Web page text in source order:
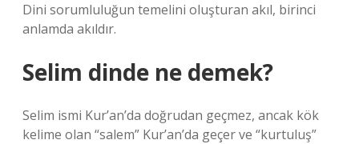
Dini sorumluluğun temelini oluşturan akıl, birinci
anlamda akıldır.
Selim dinde ne demek?
Selim ismi Kur’an’da doğrudan geçmez, ancak kök
kelime olan “salem” Kur’an’da geçer ve “kurtuluş”